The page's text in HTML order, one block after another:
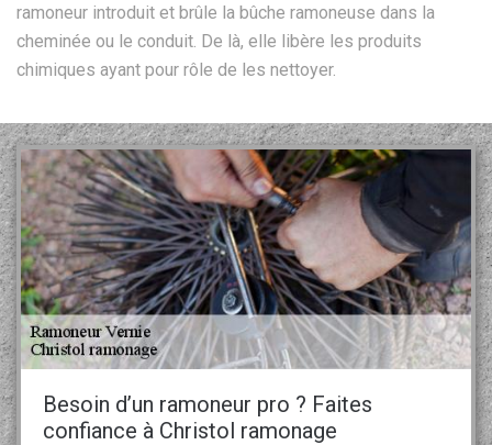
ramoneur introduit et brûle la bûche ramoneuse dans la
cheminée ou le conduit. De là, elle libère les produits
chimiques ayant pour rôle de les nettoyer.
Besoin d’un ramoneur pro ? Faites
confiance à Christol ramonage